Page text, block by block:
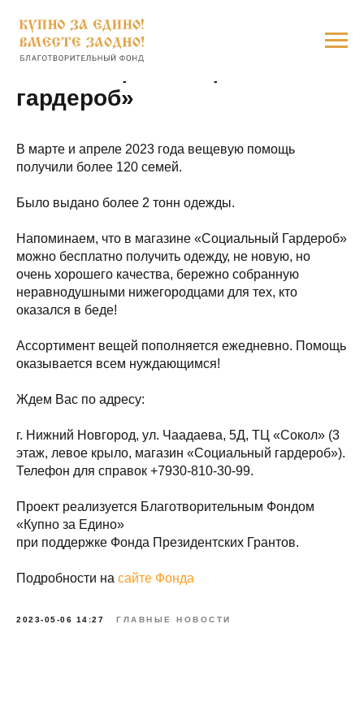
Итоги акции «Социальный
гардероб»
В марте и апреле 2023 года вещевую помощь
получили более 120 семей.
Было выдано более 2 тонн одежды.
Напоминаем, что в магазине «Социальный Гардероб»
можно бесплатно получить одежду, не новую, но
очень хорошего качества, бережно собранную
неравнодушными нижегородцами для тех, кто
оказался в беде!
Ассортимент вещей пополняется ежедневно. Помощь
оказывается всем нуждающимся!
Ждем Вас по адресу:
г. Нижний Новгород, ул. Чаадаева, 5Д, ТЦ «Сокол» (3
этаж, левое крыло, магазин «Социальный гардероб»).
Телефон для справок +7930-810-30-99.
Проект реализуется Благотворительным Фондом
«Купно за Едино»
при поддержке Фонда Президентских Грантов.
Подробности на сайте Фонда
2023-05-06 14:27 ГЛАВНЫЕ НОВОСТИ